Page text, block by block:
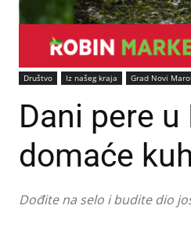
Društvo Iz našeg kraja Grad Novi
Dani pere
domaće
Dođite na selo i budite dio